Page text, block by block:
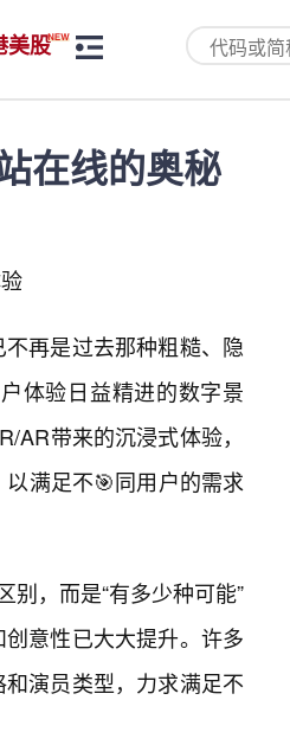
美股
在线的奥秘
再是过去那种粗糙、隐
体验日益精进的数字景
AR带来的沉浸式体验，
满足不🎯同用户的需求
别，而是“有多少种可能”
意性已大大提升。许多
演员类型，力求满足不